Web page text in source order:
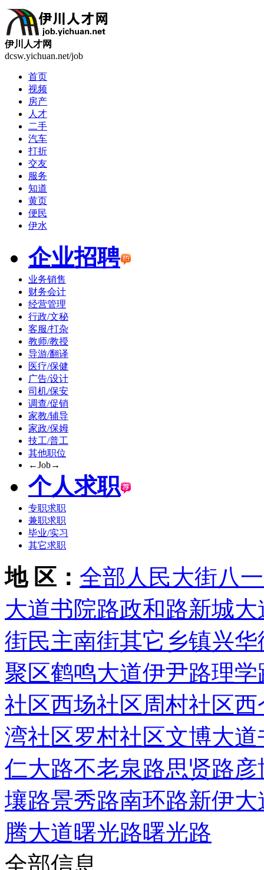
伊川人才网
dcsw.yichuan.net/job
首页
视频
房产
人才
二手
汽车
打折
交友
服务
知道
黄页
便民
伊水
企业招聘
业务销售
财务会计
经营管理
行政/文秘
客服/打杂
教师/教授
导游/翻译
医疗/保健
广告/设计
司机/保安
调查/促销
家教/辅导
家政/保姆
技工/普工
其他职位
←Job→
个人求职
专职求职
兼职求职
毕业/实习
其它求职
地 区： 全部 人民大街八
大道书院路政和路新城大
街民主南街其它乡镇兴华
聚区鹤鸣大道伊尹路理学
社区西场社区周村社区西
湾社区罗村社区文博大道
仁大路不老泉路思贤路
壤路景秀路南环路新伊大
腾大道曙光路曙光路
全部信息